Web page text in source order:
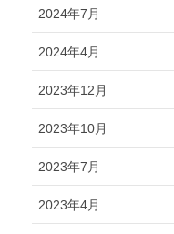
2024年7月
2024年4月
2023年12月
2023年10月
2023年7月
2023年4月